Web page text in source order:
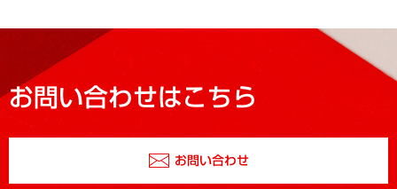
お問い合わせはこちら
お問い合わせ